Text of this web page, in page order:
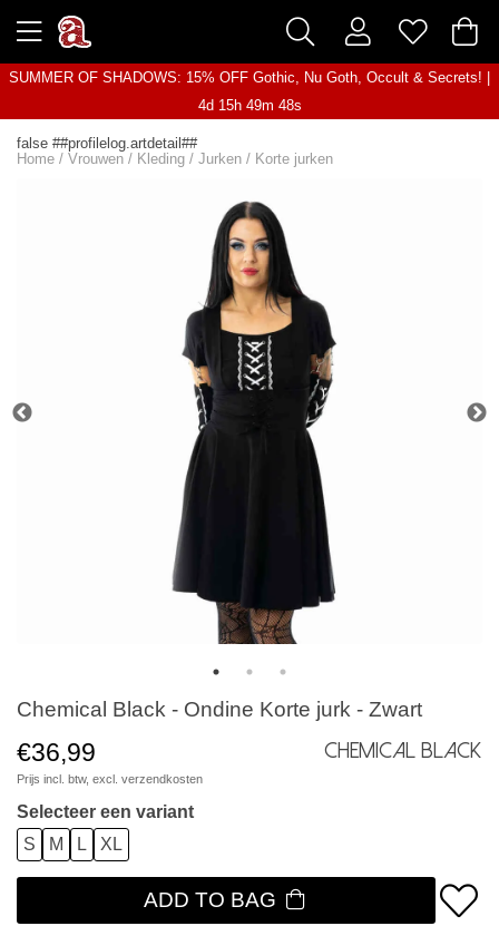
SUMMER OF SHADOWS: 15% OFF Gothic, Nu Goth, Occult & Secrets! |
4d 15h 49m 48s
false ##profilelog.artdetail##
Home / Vrouwen / Kleding / Jurken / Korte jurken
Chemical Black - Ondine Korte jurk - Zwart
€36,99
Prijs incl. btw, excl. verzendkosten
Chemical Black
Selecteer een variant
S
M L XL
ADD TO BAG